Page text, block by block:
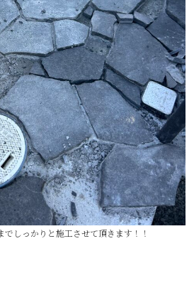
しっかりと施工させて頂きます！！